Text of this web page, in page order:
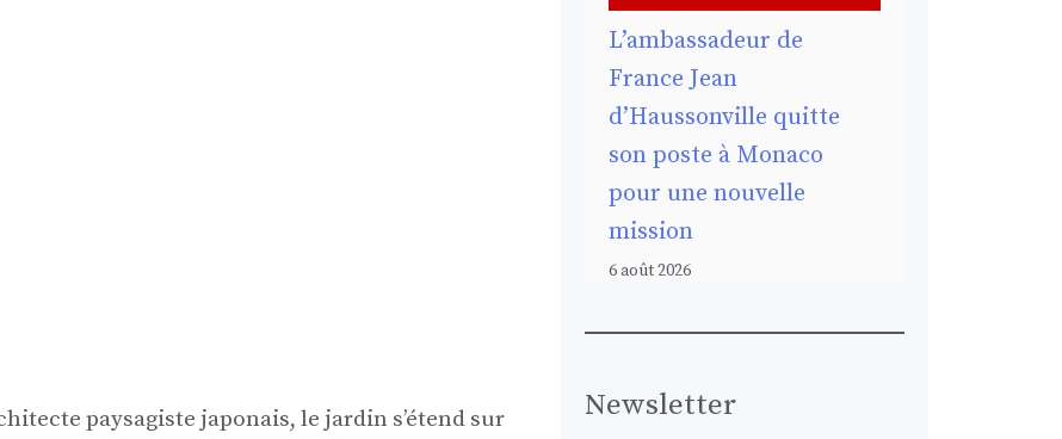
paysagiste japonais, le jardin s’étend sur
L’ambassadeur de
France Jean
d’Haussonville quitte
son poste à Monaco
pour une nouvelle
mission
6 août 2026
Newsletter